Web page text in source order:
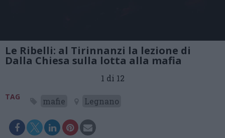
Le Ribelli: al Tirinnanzi la lezione di
Dalla Chiesa sulla lotta alla mafia
1 di 12
TAG mafie Legnano